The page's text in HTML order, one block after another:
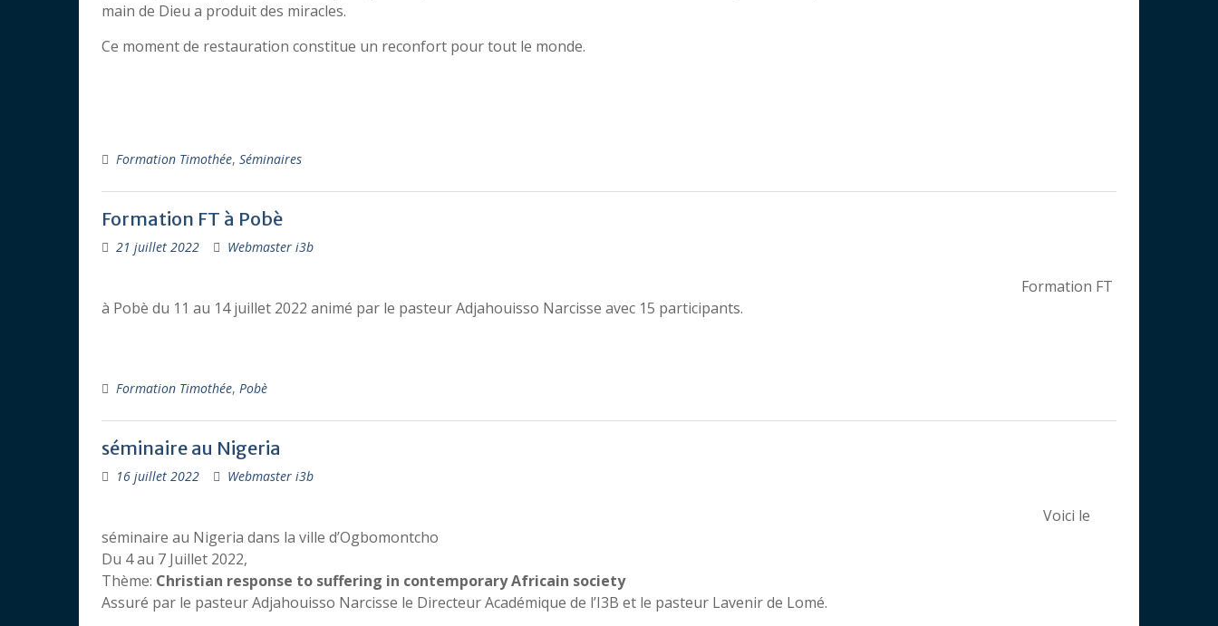
main de Dieu a produit des miracles.
Ce moment de restauration constitue un reconfort pour tout le monde.
Formation Timothée, Séminaires
Formation FT à Pobè
21 juillet 2022 Webmaster i3b
Formation FT
à Pobè du 11 au 14 juillet 2022 animé par le pasteur Adjahouisso Narcisse avec 15 participants.
Formation Timothée, Pobè
séminaire au Nigeria
16 juillet 2022 Webmaster i3b
Voici le
séminaire au Nigeria dans la ville d’Ogbomontcho
Du 4 au 7 Juillet 2022,
Thème: Christian response to suffering in contemporary Africain society
Assuré par le pasteur Adjahouisso Narcisse le Directeur Académique de l’I3B et le pasteur Lavenir de Lomé.